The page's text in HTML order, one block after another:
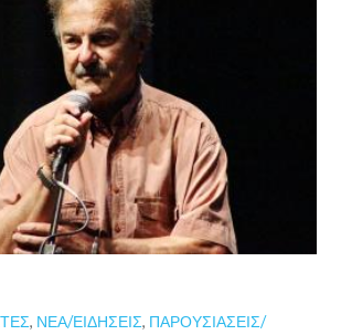
, ΝΈΑ/ΕΙΔΉΣΕΙΣ, ΠΑΡΟΥΣΙΆΣΕΙΣ/